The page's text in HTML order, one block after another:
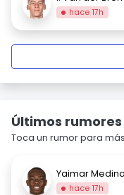
hace 17h
Últimos
Toca un rumor para
Yaimar Medina
hace 17h